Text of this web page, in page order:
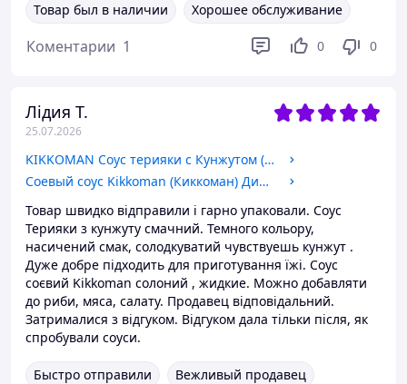
Товар был в наличии
Хорошее обслуживание
Коментарии 1 0 0
Лідия Т.
25.07.2026
KIKKOMAN Соус терияки с Кунжутом (Sesame,Киккоман) 250 мл
Соевый соус Kikkoman (Киккоман) Диспенсер 150 мл, стекло (многоразовый)
Товар швидко відправили і гарно упаковали. Соус
Терияки з кунжуту смачний. Темного кольору,
насичений смак, солодкуватий чувствуешь кунжут .
Дуже добре підходить для приготування їжі. Соус
соєвий Kikkoman солоний , жидкие. Можно добавляти
до риби, мяса, салату. Продавец відповідальний.
Затрималися з відгуком. Відгуком дала тільки після, як
спробували соуси.
Быстро отправили
Вежливый продавец